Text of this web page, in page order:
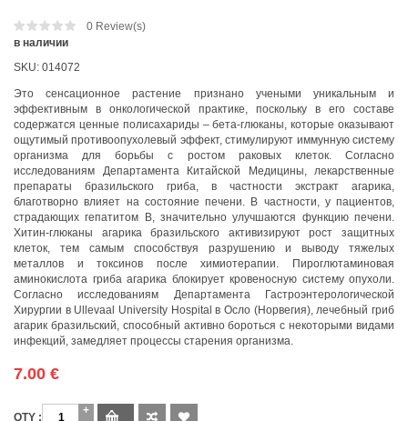
0 Review(s)
в наличии
SKU: 014072
Это сенсационное растение признано учеными уникальным и
эффективным в онкологической практике, поскольку в его составе
содержатся ценные полисахариды – бета-глюканы, которые оказывают
ощутимый противоопухолевый эффект, стимулируют иммунную систему
организма для борьбы с ростом раковых клеток. Согласно
исследованиям Департамента Китайской Медицины, лекарственные
препараты бразильского гриба, в частности экстракт агарика,
благотворно влияет на состояние печени. В частности, у пациентов,
страдающих гепатитом В, значительно улучшаются функцию печени.
Хитин-глюканы агарика бразильского активизируют рост защитных
клеток, тем самым способствуя разрушению и выводу тяжелых
металлов и токсинов после химиотерапии. Пироглютаминовая
аминокислота гриба агарика блокирует кровеносную систему опухоли.
Согласно исследованиям Департамента Гастроэнтерологической
Хирургии в Ullevaal University Hospital в Осло (Норвегия), лечебный гриб
агарик бразильский, способный активно бороться с некоторыми видами
инфекций, замедляет процессы старения организма.
7.00 €
Количество